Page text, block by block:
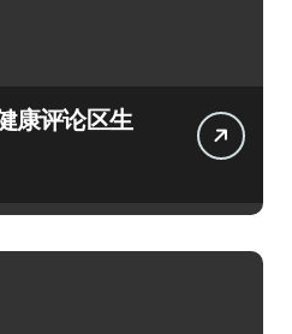
康评论区生